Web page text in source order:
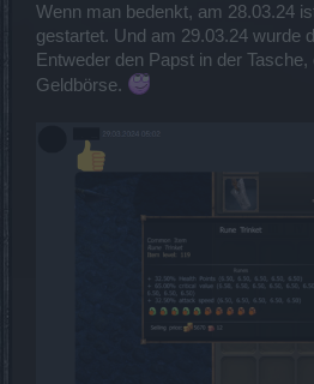
Wenn man bedenkt, am 28.03.24
gestartet. Und am 29.03.24 wurde
Entweder den Papst in der Tasche,
Geldbörse.